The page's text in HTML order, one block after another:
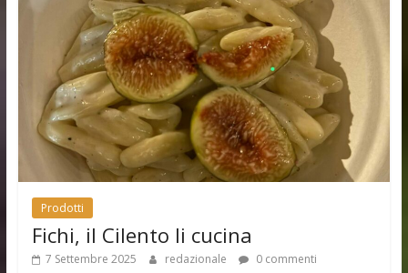
Prodotti
Fichi, il Cilento li cucina
7 Settembre 2025 redazionale 0 commenti